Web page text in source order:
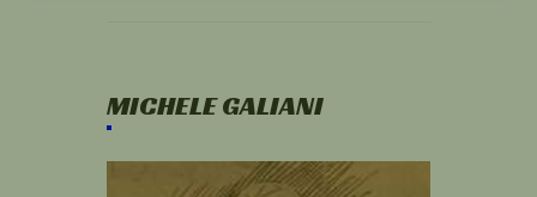
MICHELE GALIANI